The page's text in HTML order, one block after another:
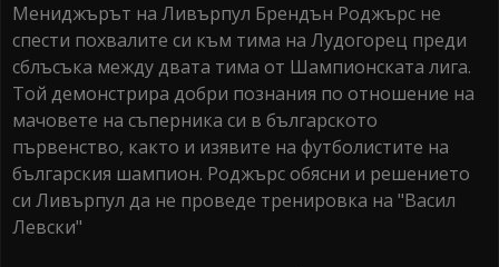
Мениджърът на Ливърпул Брендън Роджърс не
спести похвалите си към тима на Лудогорец преди
сблъсъка между двата тима от Шампионската лига.
Той демонстрира добри познания по отношение на
мачовете на съперника си в българското
първенство, както и изявите на футболистите на
българския шампион. Роджърс обясни и решението
си Ливърпул да не проведе тренировка на "Васил
Левски"